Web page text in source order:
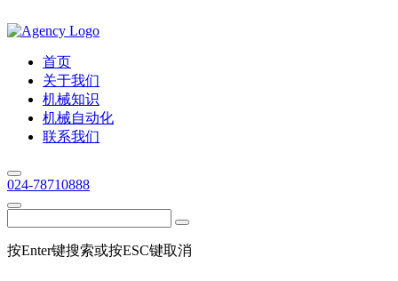
首页
关于我们
机械知识
机械自动化
联系我们
024-78710888
按Enter键搜索或按ESC键取消